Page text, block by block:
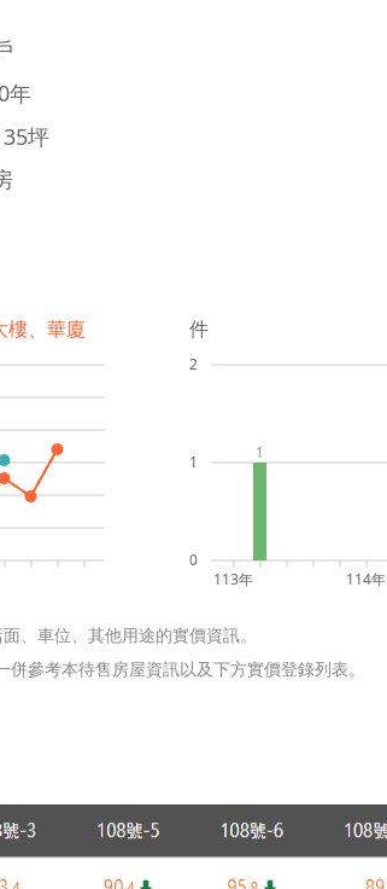
年
坪
、華廈 件
0
1
2
113年 114年
1
、車位、其他用途的實價資訊。
參考本待售房屋資訊以及下方實價登錄列表。